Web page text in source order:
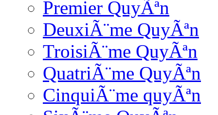
Premier QuyÃªn
DeuxiÃ¨me QuyÃªn
TroisiÃ¨me QuyÃªn
QuatriÃ¨me QuyÃªn
CinquiÃ¨me quyÃªn